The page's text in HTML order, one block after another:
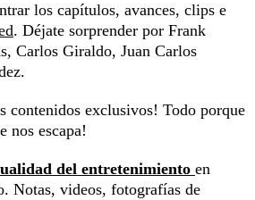
los capítulos, avances, clips e
. Déjate sorprender por Frank
Carlos Giraldo, Juan Carlos
contenidos exclusivos! Todo porque
nos escapa!
del entretenimiento en
Notas, videos, fotografías de